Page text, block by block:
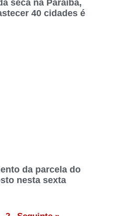
seca na Paraíba,
40 cidades é
da parcela do
nesta sexta